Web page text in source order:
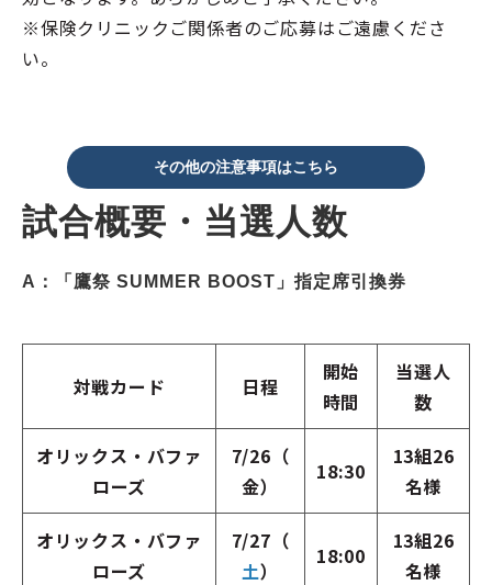
※保険クリニックご関係者のご応募はご遠慮くださ
い。
その他の注意事項はこちら
試合概要・当選人数
A：「鷹祭 SUMMER BOOST」指定席引換券
対戦カード 日程
開始
時間
当選人
数
オリックス・バファ
ローズ
7/26（
金）
18:30
13組26
名様
オリックス・バファ
ローズ
7/27（
土）
18:00
13組26
名様